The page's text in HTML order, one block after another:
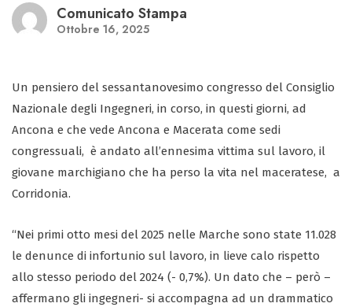
Comunicato Stampa
Ottobre 16, 2025
Un pensiero del sessantanovesimo congresso del Consiglio
Nazionale degli Ingegneri, in corso, in questi giorni, ad
Ancona e che vede Ancona e Macerata come sedi
congressuali, è andato all’ennesima vittima sul lavoro, il
giovane marchigiano che ha perso la vita nel maceratese, a
Corridonia.
“Nei primi otto mesi del 2025 nelle Marche sono state 11.028
le denunce di infortunio sul lavoro, in lieve calo rispetto
allo stesso periodo del 2024 (- 0,7%). Un dato che – però –
affermano gli ingegneri- si accompagna ad un drammatico